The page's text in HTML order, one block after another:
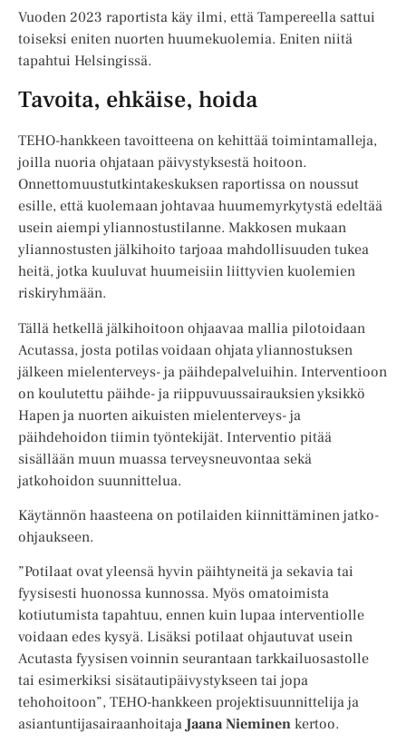
Vuoden 2023 raportista käy ilmi, että Tampereella sattui
toiseksi eniten nuorten huumekuolemia. Eniten niitä
tapahtui Helsingissä.
Tavoita, ehkäise, hoida
TEHO-hankkeen tavoitteena on kehittää toimintamalleja,
joilla nuoria ohjataan päivystyksestä hoitoon.
Onnettomuustutkintakeskuksen raportissa on noussut
esille, että kuolemaan johtavaa huumemyrkytystä edeltää
usein aiempi yliannostustilanne. Makkosen mukaan
yliannostusten jälkihoito tarjoaa mahdollisuuden tukea
heitä, jotka kuuluvat huumeisiin liittyvien kuolemien
riskiryhmään.
Tällä hetkellä jälkihoitoon ohjaavaa mallia pilotoidaan
Acutassa, josta potilas voidaan ohjata yliannostuksen
jälkeen mielenterveys- ja päihdepalveluihin. Interventioon
on koulutettu päihde- ja riippuvuussairauksien yksikkö
Hapen ja nuorten aikuisten mielenterveys- ja
päihdehoidon tiimin työntekijät. Interventio pitää
sisällään muun muassa terveysneuvontaa sekä
jatkohoidon suunnittelua.
Käytännön haasteena on potilaiden kiinnittäminen jatko-
ohjaukseen.
”Potilaat ovat yleensä hyvin päihtyneitä ja sekavia tai
fyysisesti huonossa kunnossa. Myös omatoimista
kotiutumista tapahtuu, ennen kuin lupaa interventiolle
voidaan edes kysyä. Lisäksi potilaat ohjautuvat usein
Acutasta fyysisen voinnin seurantaan tarkkailuosastolle
tai esimerkiksi sisätautipäivystykseen tai jopa
tehohoitoon”, TEHO-hankkeen projektisuunnittelija ja
asiantuntijasairaanhoitajaJaana Nieminen kertoo.